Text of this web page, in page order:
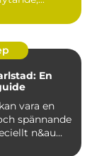
En
vara en
spännande
n&au...